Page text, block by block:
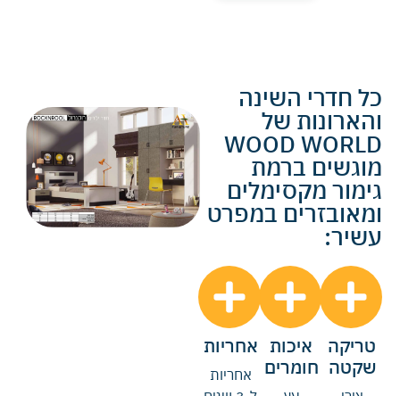
כל חדרי השינה
והארונות של
WOOD WORLD
מוגשים ברמת
גימור מקסימלים
ומאובזרים במפרט
עשיר:
טריקה
שקטה
איכות
חומרים
אחריות
אחריות